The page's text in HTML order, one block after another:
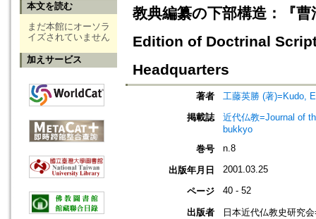
本文を読む
まだ本館にオーソラ
イズされていません
加えサービス
教典編纂の下部構造：『
Edition of Doctrinal
Headquarters
著者
工藤英勝 (著)=Kudo,
掲載誌
近代仏教=Journal of
bukkyo
巻号
n.8
出版年月日 2001.03.25
ページ 40 - 52
出版者
日本近代仏教史研究